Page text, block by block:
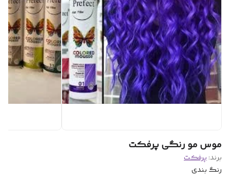
موس مو رنگی پرفکت
برند:پرفکت
رنگ بندی